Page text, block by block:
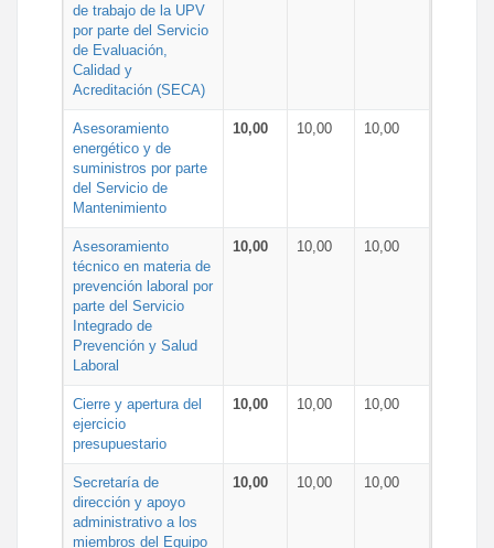
de trabajo de la UPV
por parte del Servicio
de Evaluación,
Calidad y
Acreditación (SECA)
Asesoramiento
energético y de
suministros por parte
del Servicio de
Mantenimiento
10,00 10,00 10,00
Asesoramiento
técnico en materia de
prevención laboral por
parte del Servicio
Integrado de
Prevención y Salud
Laboral
10,00 10,00 10,00
Cierre y apertura del
ejercicio
presupuestario
10,00 10,00 10,00
Secretaría de
dirección y apoyo
administrativo a los
miembros del Equipo
10,00 10,00 10,00